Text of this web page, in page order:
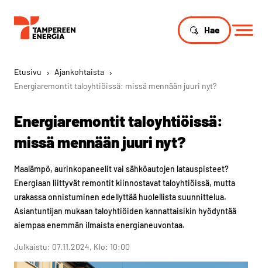
Hae
Etusivu › Ajankohtaista ›
Energiaremontit taloyhtiöissä: missä mennään juuri nyt?
Energiaremontit taloyhtiöissä:
missä mennään juuri nyt?
Maalämpö, aurinkopaneelit vai sähköautojen latauspisteet?
Energiaan liittyvät remontit kiinnostavat taloyhtiöissä, mutta
urakassa onnistuminen edellyttää huolellista suunnittelua.
Asiantuntijan mukaan taloyhtiöiden kannattaisikin hyödyntää
aiempaa enemmän ilmaista energianeuvontaa.
Julkaistu: 07.11.2024, Klo: 10:00